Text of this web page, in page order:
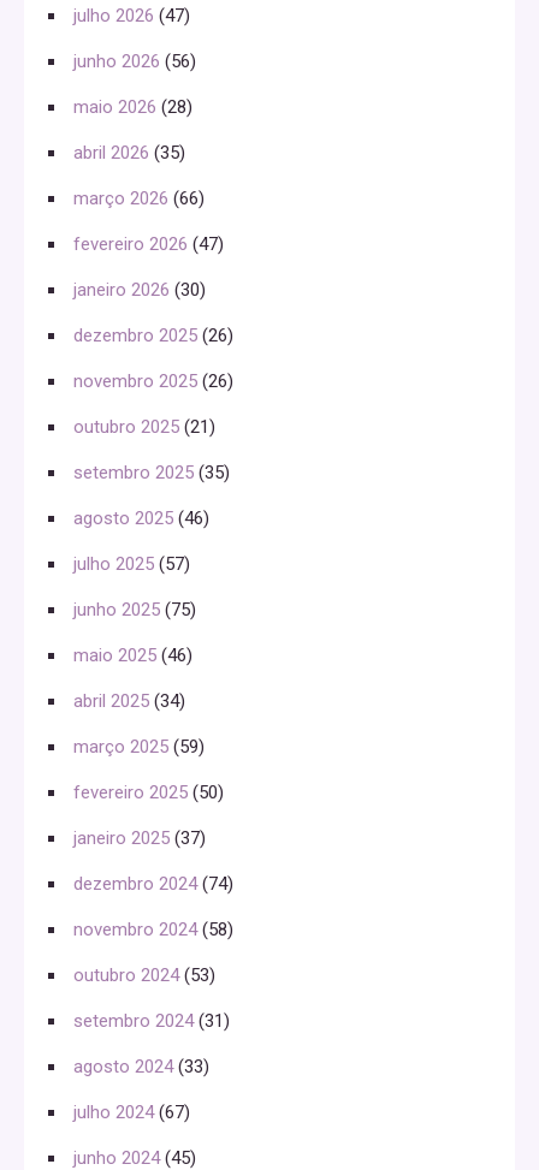
julho 2026 (47)
junho 2026 (56)
maio 2026 (28)
abril 2026 (35)
março 2026 (66)
fevereiro 2026 (47)
janeiro 2026 (30)
dezembro 2025 (26)
novembro 2025 (26)
outubro 2025 (21)
setembro 2025 (35)
agosto 2025 (46)
julho 2025 (57)
junho 2025 (75)
maio 2025 (46)
abril 2025 (34)
março 2025 (59)
fevereiro 2025 (50)
janeiro 2025 (37)
dezembro 2024(74)
novembro 2024(58)
outubro 2024(53)
setembro 2024(31)
agosto 2024(33)
julho 2024(67)
junho 2024(45)